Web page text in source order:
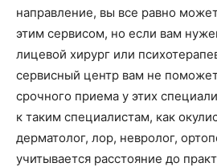
направление, вы все равно
этим сервисом, но если вам
лицевой хирург или
сервисный центр вам не
срочного приема у этих
к таким специалистам, как
дерматолог, лор, невролог,
учитывается расстояние до